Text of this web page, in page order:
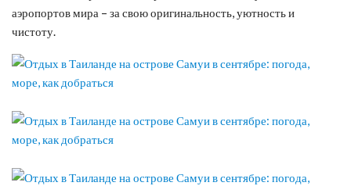
аэропортов мира – за свою оригинальность, уютность и
чистоту.